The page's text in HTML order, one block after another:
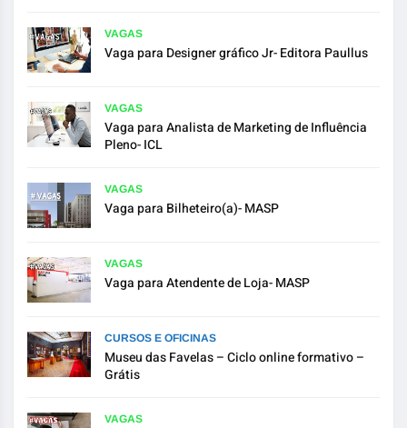
VAGAS
Vaga para Designer gráfico Jr- Editora Paullus
VAGAS
Vaga para Analista de Marketing de Influência
Pleno- ICL
VAGAS
Vaga para Bilheteiro(a)- MASP
VAGAS
Vaga para Atendente de Loja- MASP
CURSOS E OFICINAS
Museu das Favelas – Ciclo online formativo –
Grátis
VAGAS